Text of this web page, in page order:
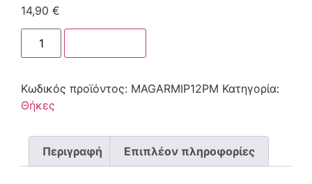
14,90 €
Κωδικός προϊόντος: MAGARMIP12PM Κατηγορία:
Θήκες
Περιγραφή Επιπλέον πληροφορίες